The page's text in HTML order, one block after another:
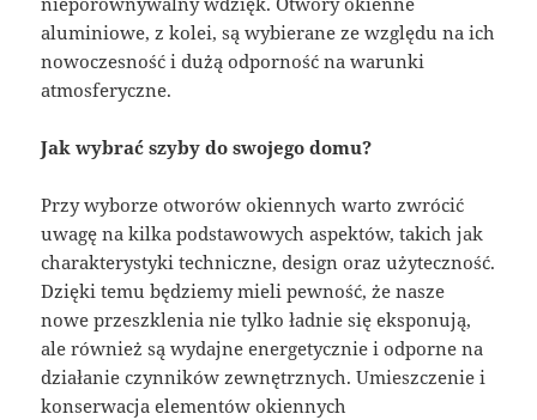
aluminiowe, z kolei, są wybierane ze względu na ich
nowoczesność i dużą odporność na warunki
atmosferyczne.
Jak wybrać szyby do swojego domu?
Przy wyborze otworów okiennych warto zwrócić
uwagę na kilka podstawowych aspektów, takich jak
charakterystyki techniczne, design oraz użyteczność.
Dzięki temu będziemy mieli pewność, że nasze
nowe przeszklenia nie tylko ładnie się eksponują,
ale również są wydajne energetycznie i odporne na
działanie czynników zewnętrznych. Umieszczenie i
konserwacja elementów okiennych